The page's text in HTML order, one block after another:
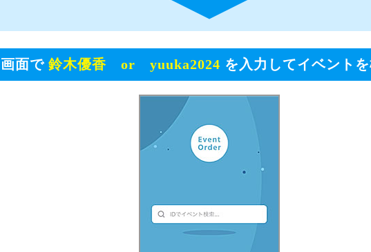
面で 鈴木優香 or yuuka2024 を入力してイベント